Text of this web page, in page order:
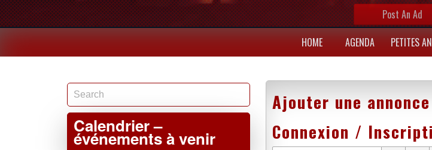
Post An Ad
HOME
AGENDA PETITES
Ajouter une annonce
Connexion /
Calendrier –
événements à venir